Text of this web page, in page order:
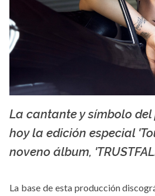
La cantante y símbolo del
hoy la edición especial
noveno álbum,
La base de esta producción